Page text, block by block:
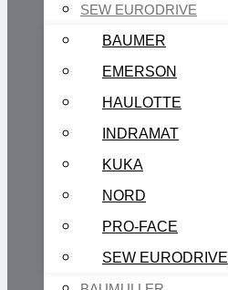
SEW EURODRIVE
BAUMER
EMERSON
HAULOTTE
INDRAMAT
KUKA
NORD
PRO-FACE
SEW EURODRIVE